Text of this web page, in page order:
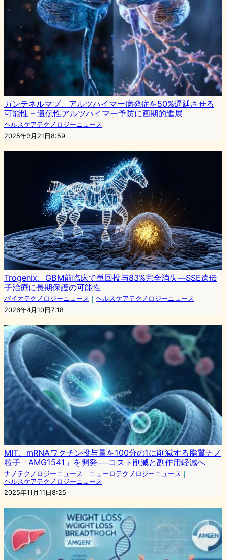
ガンテネルマブ、アルツハイマー病発症を50%遅延させる
可能性 – 遺伝性アルツハイマー予防に画期的進展
ヘルスケアテクノロジーニュース
2025年3月21日8:59
Trogenix、GBM前臨床で単回投与83%完全消失—SSE遺伝
子治療に長期保護の可能性
バイオテクノロジーニュース ｜ ヘルスケアテクノロジーニュース
2026年4月10日7:18
MIT、mRNAワクチン投与量を100分の1に削減する脂質ナノ
粒子「AMG1541」を開発──コスト削減と副作用軽減へ
ナノテクノロジーニュース ｜ ニューロテクノロジーニュース ｜
ヘルスケアテクノロジーニュース
2025年11月11日8:25